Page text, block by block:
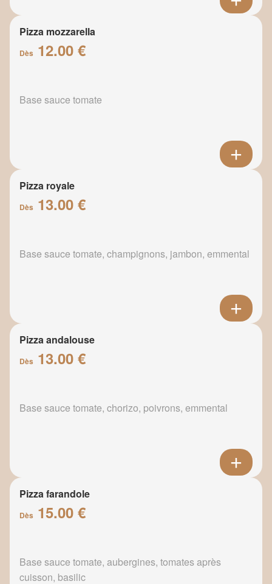
Pizza mozzarella
Dès 12.00 €
Base sauce tomate
Pizza royale
Dès 13.00 €
Base sauce tomate, champignons, jambon, emmental
Pizza andalouse
Dès 13.00 €
Base sauce tomate, chorizo, poivrons, emmental
Pizza farandole
Dès 15.00 €
Base sauce tomate, aubergines, tomates après
cuisson, basilic